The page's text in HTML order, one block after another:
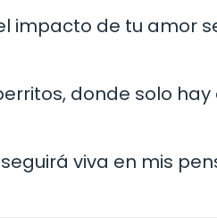
impacto de tu amor
donde solo
viva en mis